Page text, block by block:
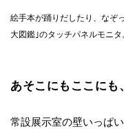
絵手本が踊りだしたり、なぞ
大図鑑｣のタッチパネルモニタ
あそこにもここにも
常設展示室の壁いっぱ